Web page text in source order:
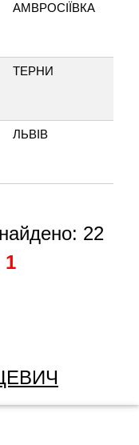
АМВРОСІЇВКА
ТЕРНИ
ЛЬВІВ
22
1